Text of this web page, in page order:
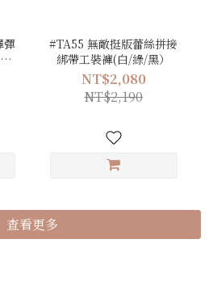
彈
#TA55 無敵挺版蕾絲拼接
綁帶工裝褲(白/綠/黑）
NT$2,080
NT$2,190
查看更多